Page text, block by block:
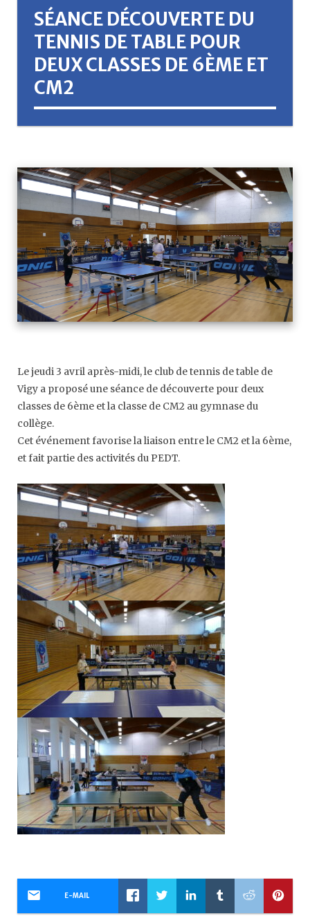
SÉANCE DÉCOUVERTE DU
TENNIS DE TABLE POUR
DEUX CLASSES DE 6ÈME ET
CM2
Le jeudi 3 avril après-midi, le club de tennis de table de
Vigy a proposé une séance de découverte pour deux
classes de 6ème et la classe de CM2 au gymnase du
collège.
Cet événement favorise la liaison entre le CM2 et la 6ème,
et fait partie des activités du PEDT.
E-MAIL